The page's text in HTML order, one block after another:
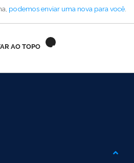
podemos enviar uma nova para você
AO TOPO